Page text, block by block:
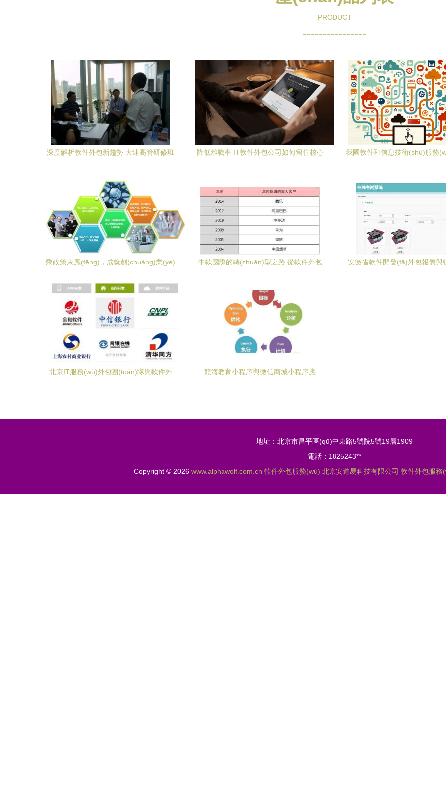
PRODUCT
----------------
深度解析軟件外包新趨勢 大連高管研修班
降低離職率 IT軟件外包公司如何留住核心
我國軟件和信息技術(shù)服務
件外包服務(wù)煥發(fā)新
乘政策東風(fēng)，成就創(chuàng)業(yè)
的新機(jī)遇與新范式
中軟國際的轉(zhuǎn)型之路 從軟件外包
安徽省軟件開發(fā)外包報價與
北京IT服務(wù)外包團(tuán)隊與軟件外
龍海教育小程序與微信商城小程序應
地址：北京市昌平區(qū)中東路5號院5號19層1909
電話：1825243**
Copyright © 2026 www.alphawolf.com.cn 軟件外包服務(wù) 北京安道易科技有限公司 軟件外包服務